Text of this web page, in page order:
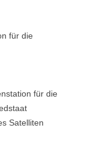
für die
für die
Satelliten